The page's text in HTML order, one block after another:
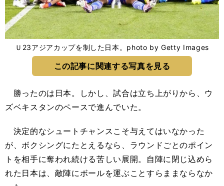
Ｕ23アジアカップを制した日本。photo by Getty Images
この記事に関連する写真を見る
勝ったのは日本。しかし、試合は立ち上がりから、ウ
ズベキスタンのペースで進んでいた。
決定的なシュートチャンスこそ与えてはいなかった
が、ボクシングにたとえるなら、ラウンドごとのポイン
トを相手に奪われ続ける苦しい展開。自陣に閉じ込めら
れた日本は、敵陣にボールを運ぶことすらままならなか